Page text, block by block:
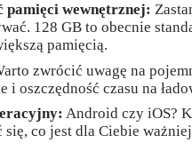
pamięci wewnętrznej:
128 GB to obecnie
pamięcią.
zwrócić uwagę na
i oszczędność czasu na
Android czy iOS?
się, co jest dla Ciebie